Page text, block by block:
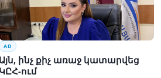
AD
Այն, ինչ քիչ առաջ կատարվեց
ԿԸՀ-ում